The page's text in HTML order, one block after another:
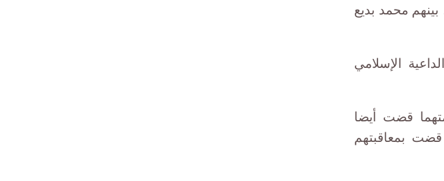
في جلستها اليوم، بإعدام مرسي و5 آخرين، بينهم محمد بديع
بينهم الداعية الإسلامي
المحكمة حضوريا 21 متهما بالسجن المؤبد، بينهم 15 متهما قضت أيضا
تهم أخرى، إضافة إلى 8 متهمين قضت بمعاقبتهم